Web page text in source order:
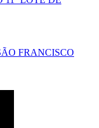
FRANCISCO